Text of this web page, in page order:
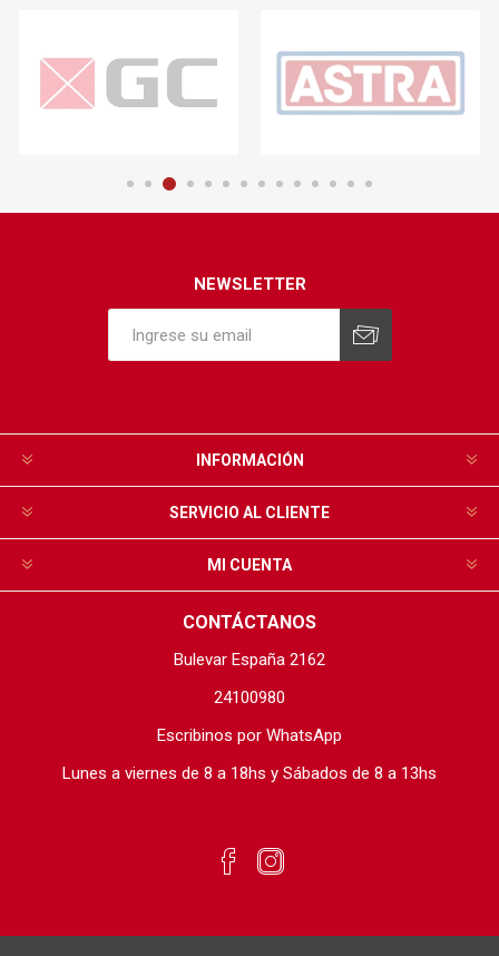
NEWSLETTER
INFORMACIÓN
SERVICIO AL CLIENTE
MI CUENTA
CONTÁCTANOS
Bulevar España 2162
24100980
Escribinos por WhatsApp
Lunes a viernes de 8 a 18hs y Sábados de 8 a 13hs